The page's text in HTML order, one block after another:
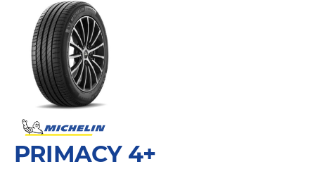
PRIMACY 4+